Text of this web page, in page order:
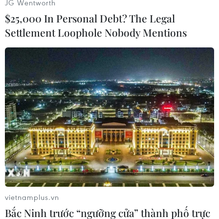
Xem thêm
CƠ QUAN CHỦ QUẢN: THÔNG TẤN XÃ VIỆT NAM
Tổng Biên tập: TRẦN TIẾN DUẨN
Phó Tổng Biên tập: NGUYỄN THỊ TÁM, KHÚC THANH
THỦY
Sở hữu trí tuệ
Quy định sử dụng
RSS
JG Wentworth
$25,000 In Personal Debt? The Legal
Settlement Loophole Nobody Mentions
vietnamplus.vn
Bắc Ninh trước “ngưỡng cửa” thành phố trực